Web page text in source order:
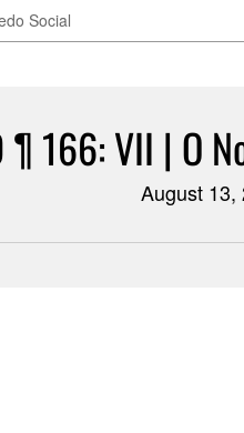
Social
¶ 166: VII | O
August 13,